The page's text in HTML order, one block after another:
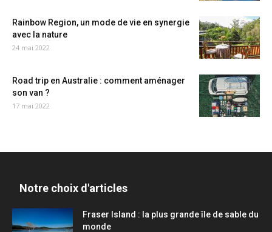
Rainbow Region, un mode de vie en synergie
avec la nature
24 mai 2022
Road trip en Australie : comment aménager
son van ?
17 mai 2022
Notre choix d'articles
Fraser Island : la plus grande île de sable du
monde